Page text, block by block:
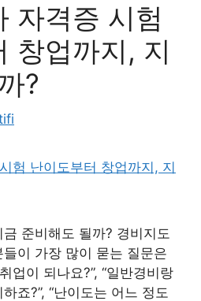
자격증 시험
창업까지, 지
?
준비해도 될까? 경비지도
이 가장 많이 묻는 질문은
업이 되나요?”, “일반경비랑
죠?”, “난이도는 어느 정도